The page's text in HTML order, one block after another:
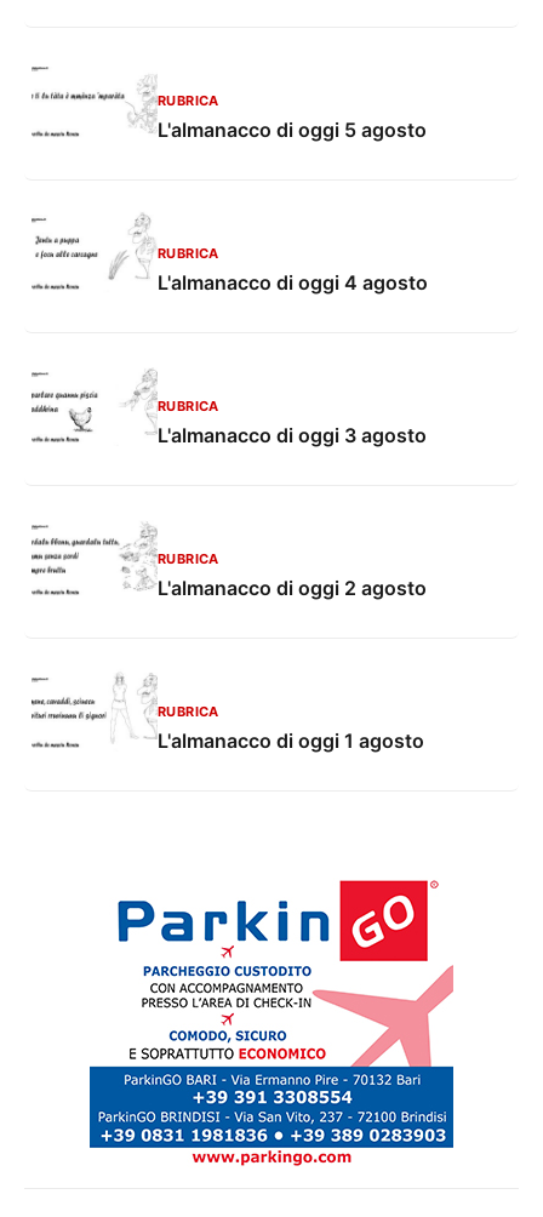
RUBRICA
L'almanacco di oggi 5 agosto
RUBRICA
L'almanacco di oggi 4 agosto
RUBRICA
L'almanacco di oggi 3 agosto
RUBRICA
L'almanacco di oggi 2 agosto
RUBRICA
L'almanacco di oggi 1 agosto